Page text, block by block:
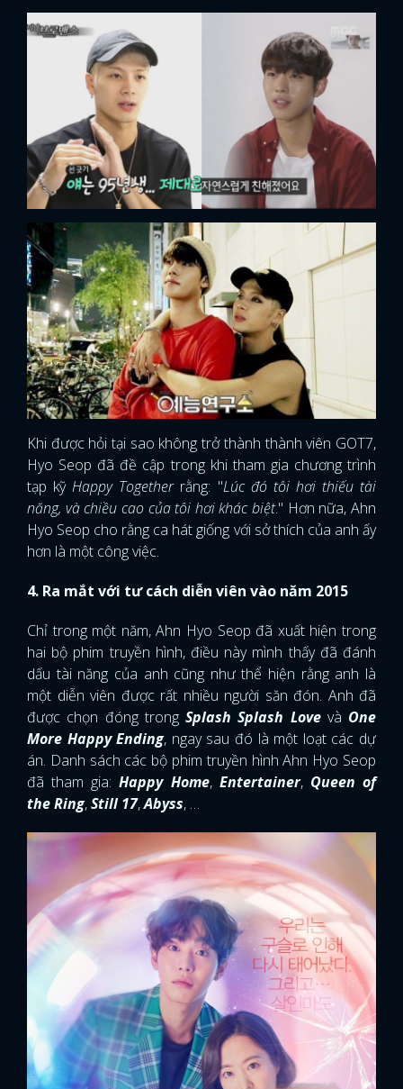
Khi được hỏi tại sao không trở thành thành viên GOT7,
Hyo Seop đã đề cập trong khi tham gia chương trình
tạp kỹHappy Togetherrằng: "Lúc đó tôi hơi thiếu tài
năng, và chiều cao của tôi hơi khác biệt." Hơn nữa, Ahn
Hyo Seop cho rằng ca hát giống với sở thích của anh ấy
hơn là một công việc.
4. Ra mắt với tư cách diễn viên vào năm 2015
Chỉ trong một năm, Ahn Hyo Seop đã xuất hiện trong
hai bộ phim truyền hình, điều này mình thấy đã đánh
dấu tài năng của anh cũng như thể hiện rằng anh là
một diễn viên được rất nhiều người săn đón. Anh đã
được chọn đóng trong Splash Splash Lovevà One
More Happy Ending, ngay sau đó là một loạt các dự
án. Danh sách các bộ phim truyền hình Ahn Hyo Seop
đã tham gia:Happy Home, Entertainer, Queen of
the Ring,Still 17,Abyss, …